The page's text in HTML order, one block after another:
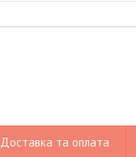
Доставка та оплата